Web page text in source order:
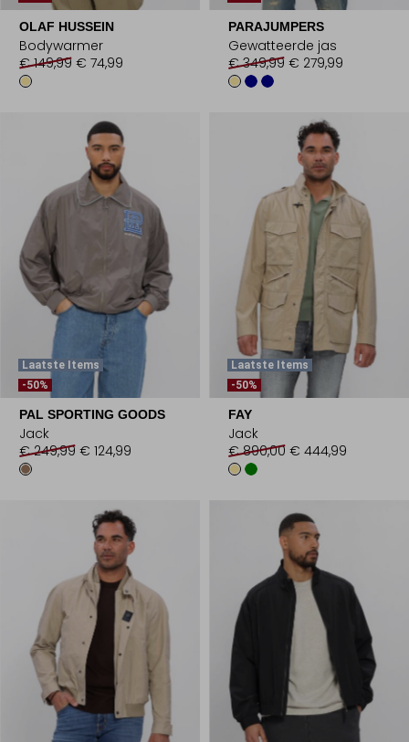
OLAF HUSSEIN
Bodywarmer
€ 149,99 € 74,99
PARAJUMPERS
Gewatteerde jas
€ 349,99 € 279,99
Laatste Items
-50%
PAL SPORTING GOODS
Jack
€ 249,99 € 124,99
Laatste Items
-50%
FAY
Jack
€ 890,00 € 444,99